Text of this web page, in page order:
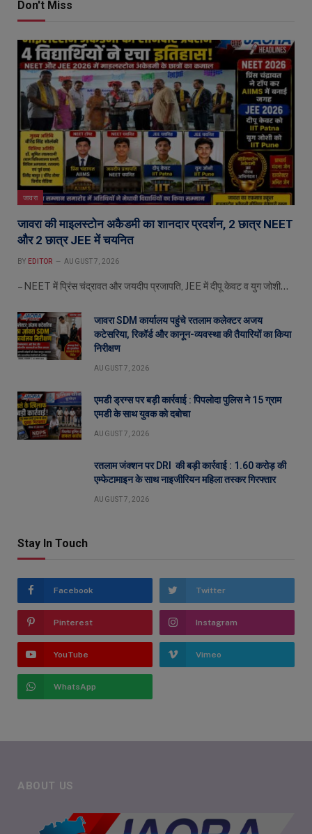
Don't Miss
जावरा
जावरा की माइलस्टोन अकैडमी का शानदार प्रदर्शन, 2 छात्र NEET
और 2 छात्र JEE में चयनित
BY EDITOR AUGUST 7, 2026
– NEET में प्रिंस चंद्रावत और जयदीप प्रजापति, JEE में दीपू केवट व युग जोशी…
जावरा SDM कार्यालय पहुंचे रतलाम कलेक्टर अजय
कटेसरिया, रिकॉर्ड और कानून-व्यवस्था की तैयारियों का किया
निरीक्षण
AUGUST 7, 2026
एमडी ड्रग्स पर बड़ी कार्रवाई : पिपलोदा पुलिस ने 15 ग्राम
एमडी के साथ युवक को दबोचा
AUGUST 7, 2026
रतलाम जंक्शन पर DRI की बड़ी कार्रवाई : 1.60 करोड़ की
एम्फेटामाइन के साथ नाइजीरियन महिला तस्कर गिरफ्तार
AUGUST 7, 2026
Stay In Touch
Facebook Twitter
Pinterest Instagram
YouTube Vimeo
WhatsApp
ABOUT US